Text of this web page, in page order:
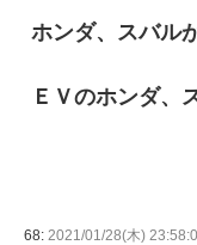
ホンダ、スバル
ＥＶのホンダ、
68: 2021/01/28(木)